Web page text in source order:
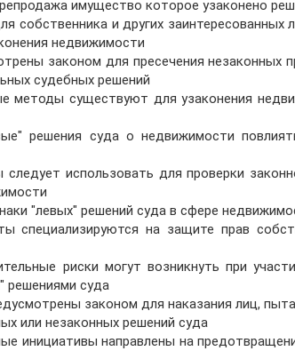
имущество которое узаконено
собственника и других
недвижимости
законом для пресечения незаконных
судебных решений
методы существуют для узаконения
решения суда о недвижимости
следует использовать для проверки
"левых" решений суда в сфере
специализируются на защите прав
риски могут возникнуть при
решениями суда
законом для наказания лиц,
или незаконных решений суда
инициативы направлены на